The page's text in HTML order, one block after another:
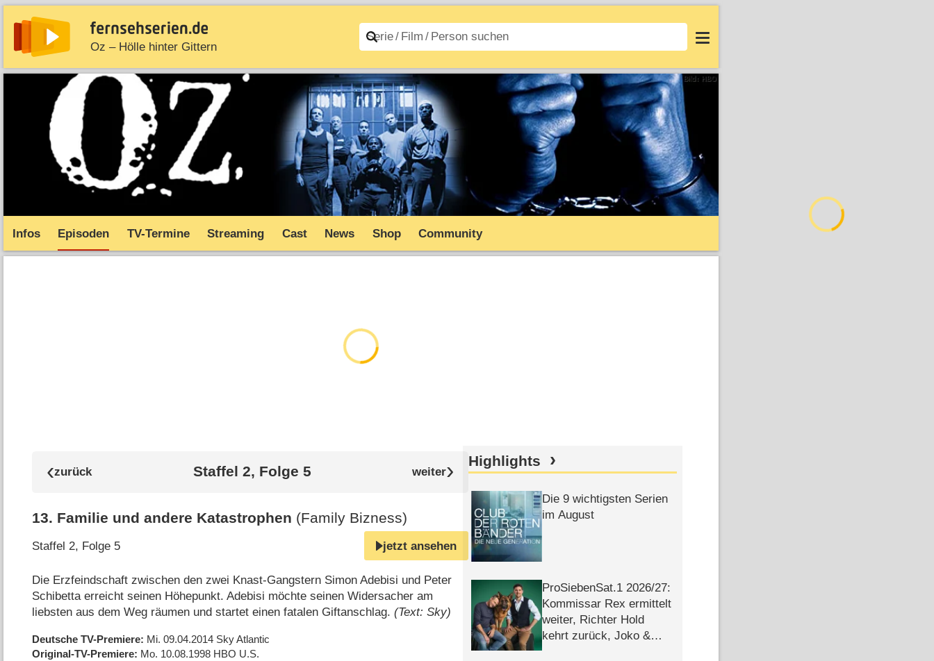
Oz – Hölle hinter Gittern
News Entdecken Streaming TV-Starts Filme A–Z Login
Infos Episoden TV-Termine Streaming Cast News Shop Community
Staffel 2, Folge 5
13. Familie und andere Katastrophen (Family Bizness)
Staffel 2, Folge 5 jetzt ansehen
Die Erzfeindschaft zwischen den zwei Knast-Gangstern Simon Adebisi und Peter
Schibetta erreicht seinen Höhepunkt. Adebisi möchte seinen Widersacher am
liebsten aus dem Weg räumen und startet einen fatalen Giftanschlag.(Text: Sky)
Deutsche TV-Premiere Mi. 09.04.2014 Sky Atlantic
Original-TV-Premiere Mo. 10.08.1998 HBO U.S.
Highlights
Die 9 wichtigsten Serien
im August
ProSiebenSat.1 2026/​27:
Kommissar Rex ermittelt
weiter, Richter Hold
kehrt zurück, Joko &